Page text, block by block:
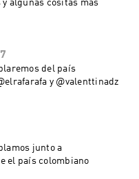
y algunas cositas más
del país
y @valenttinadz
junto a
el país colombiano